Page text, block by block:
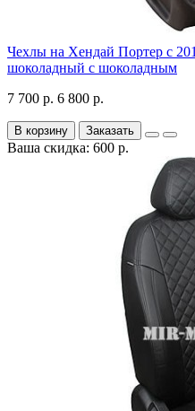
Чехлы на Хендай Портер с
шоколадный с шоколадным
7 700 р. 6 800 р.
В корзину Заказать
Ваша скидка: 600 р.